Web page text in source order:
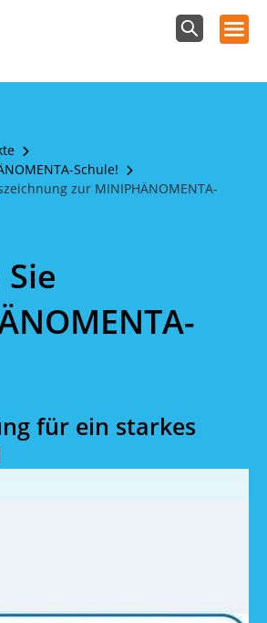
Suchfeld
Hauptnavigation öffnen
Schule!
zur MINIPHÄNOMENTA-
für ein starkes